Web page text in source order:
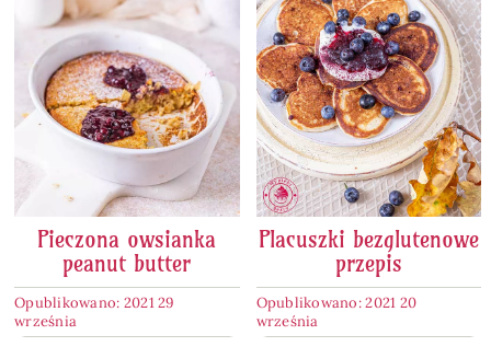
Pieczona owsianka
peanut butter
Opublikowano: 2021 29
września
Placuszki bezglutenowe
przepis
Opublikowano: 2021 20
września